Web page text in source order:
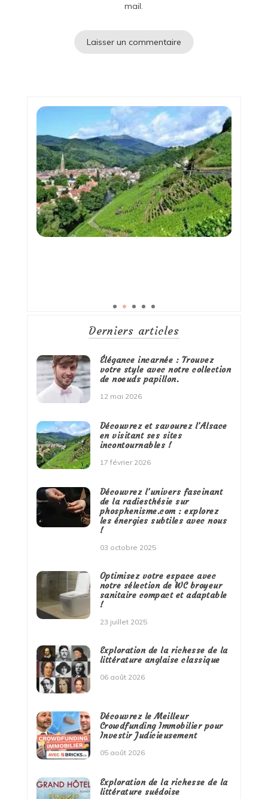
mail.
Derniers articles
Élégance incarnée : Trouvez
votre style avec notre collection
de noeuds papillon.
12 mai 2026
Découvrez et savourez l’Alsace
en visitant ses sites
incontournables !
17 février 2026
Découvrez l’univers fascinant
de la radiesthésie sur
phosphenisme.com : explorez
les énergies subtiles avec nous
!
03 octobre 2025
Optimisez votre espace avec
notre sélection de WC broyeur
sanitaire compact et adaptable
!
23 juillet 2025
Exploration de la richesse de la
littérature anglaise classique
06 août 2026
Découvrez le Meilleur
Crowdfunding Immobilier pour
Investir Judicieusement
05 août 2026
Exploration de la richesse de la
littérature suédoise